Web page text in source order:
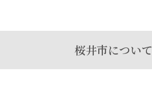
桜井市について